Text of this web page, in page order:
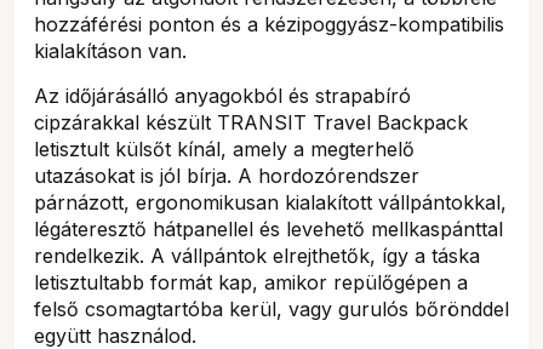
hozzáférési ponton és a kézipoggyász-kompatibilis
kialakításon van.
Az időjárásálló anyagokból és strapabíró
cipzárakkal készült TRANSIT Travel Backpack
letisztult külsőt kínál, amely a megterhelő
utazásokat is jól bírja. A hordozórendszer
párnázott, ergonomikusan kialakított vállpántokkal,
légáteresztő hátpanellel és levehető mellkaspánttal
rendelkezik. A vállpántok elrejthetők, így a táska
letisztultabb formát kap, amikor repülőgépen a
felső csomagtartóba kerül, vagy gurulós bőrönddel
együtt használod.